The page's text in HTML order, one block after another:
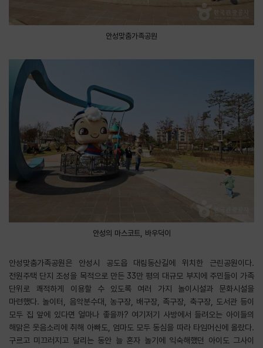
안성맞춤가족공원
안성의 마스코트, 바우덕이
안성맞춤가족공원은 안성시 공도읍 대림동산길에 위치한 근린공원이다.
전원주택 단지 조성을 목적으로 만든 33만 평의 대규모 부지에 주민들이 가족
단위로 쾌적하게 이용할 수 있도록 여러 가지 놀이시설과 문화시설을
마련했다. 놀이터, 음악분수대, 농구장, 배구장, 족구장, 축구장, 도서관 등이
모두 집 앞에 있다면 얼마나 좋을까? 여기저기 사방에서 들려오는 아이들의
해맑은 웃음소리에 취해 아빠도, 엄마도 모두 동심을 따라 타임머신에 올랐다.
구르고 미끄러지고 달리는 동안 늘 혼자 놀기에 익숙해했던 아이도 그사이